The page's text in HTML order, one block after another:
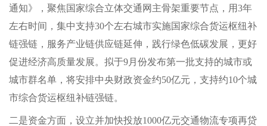
通知》，聚焦国家综合立体交通网主骨架重要节点，用3年
左右时间，集中支持30个左右城市实施国家综合货运枢纽补
链强链，服务产业链供应链延伸，践行绿色低碳发展，更好
促进经济高质量发展。拟于9月份发布第一批支持的城市或
城市群名单，将安排中央财政资金约50亿元，支持约10个城
市综合货运枢纽补链强链。
二是资金方面，设立并加快投放1000亿元交通物流专项再贷